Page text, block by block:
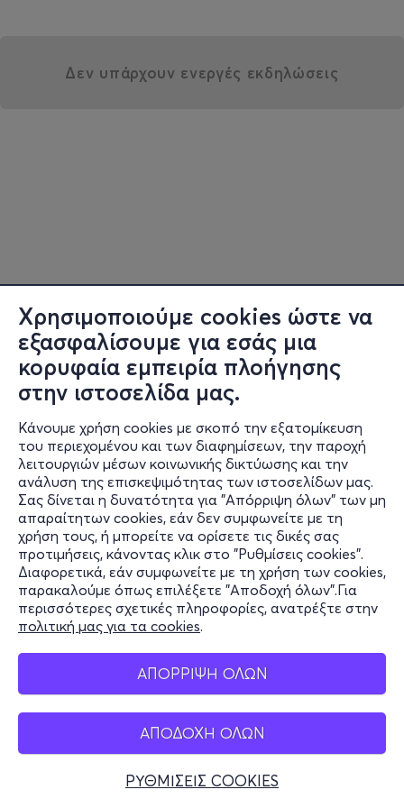
Χρησιμοποιούμε cookies ώστε να
εξασφαλίσουμε για εσάς μια
κορυφαία εμπειρία πλοήγησης
στην ιστοσελίδα μας.
Κάνουμε χρήση cookies με σκοπό την εξατομίκευση
του περιεχομένου και των διαφημίσεων, την παροχή
λειτουργιών μέσων κοινωνικής δικτύωσης και την
ανάλυση της επισκεψιμότητας των ιστοσελίδων μας.
Σας δίνεται η δυνατότητα για "Απόρριψη όλων" των μη
απαραίτητων cookies, εάν δεν συμφωνείτε με τη
χρήση τους, ή μπορείτε να ορίσετε τις δικές σας
προτιμήσεις, κάνοντας κλικ στο "Ρυθμίσεις cookies".
Διαφορετικά, εάν συμφωνείτε με τη χρήση των cookies,
παρακαλούμε όπως επιλέξετε "Αποδοχή όλων".Για
περισσότερες σχετικές πληροφορίες, ανατρέξτε στην
πολιτική μας για τα cookies.
ΑΠΟΡΡΙΨΗ ΟΛΩΝ
ΑΠΟΔΟΧΗ ΟΛΩΝ
ΡΥΘΜΙΣΕΙΣ COOKIES
Δεν υπάρχουν ενεργές εκδηλώσεις